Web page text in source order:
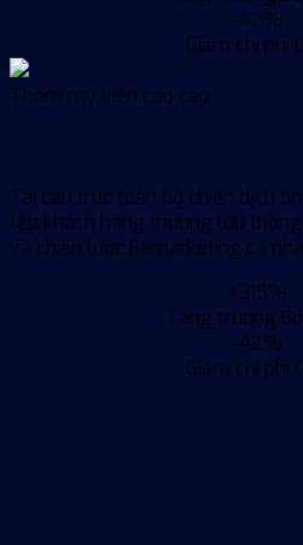
-42%
Giảm chi phí
Thẩm mỹ viện cao cấp
Tái cấu trúc toàn bộ chiến dịch
tệp khách hàng thượng lưu
và chiến lược Remarketing cá
+315%
Tăng trưởng
-42%
Giảm chi phí